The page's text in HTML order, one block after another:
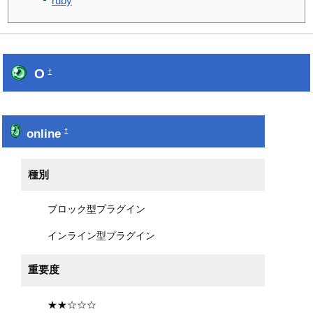
O†
online†
種別
ブロック型プラグイン
インライン型プラグイン
重要度
★★☆☆☆